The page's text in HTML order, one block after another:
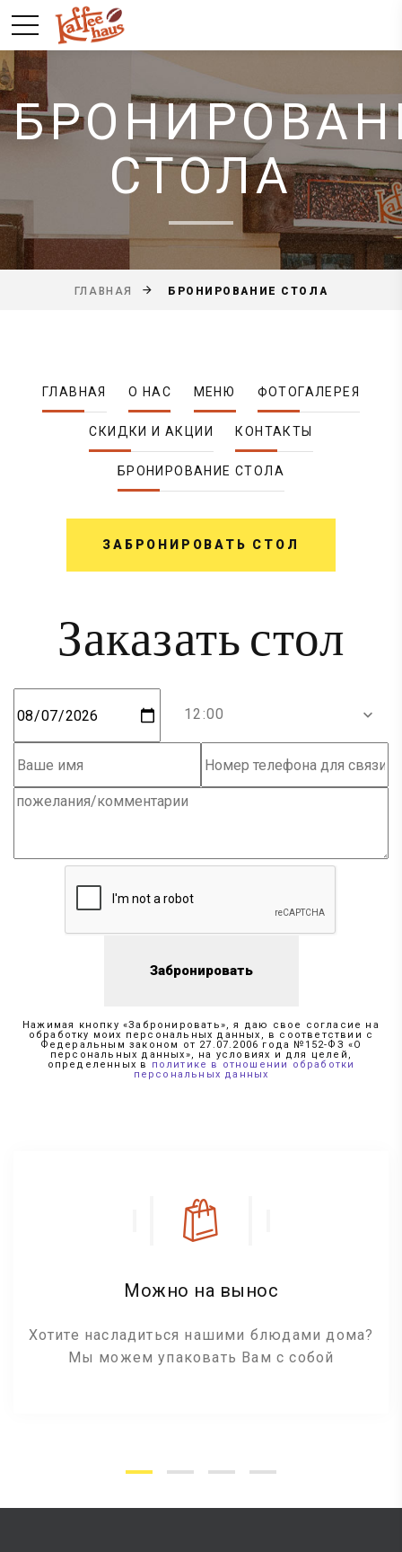
СТОЛА
ГЛАВНАЯ БРОНИРОВАНИЕ СТОЛА
ГЛАВНАЯ О НАС МЕНЮ ФОТОГАЛЕРЕЯ
СКИДКИ И АКЦИИ КОНТАКТЫ
БРОНИРОВАНИЕ СТОЛА
ЗАБРОНИРОВАТЬ СТОЛ
Заказать стол
12:00
Забронировать
Нажимая кнопку «Забронировать», я даю свое согласие на
обработку моих персональных данных, в соответствии с
Федеральным законом от 27.07.2006 года №152-ФЗ «О
персональных данных», на условиях и для целей,
определенных в
политике в отношении обработки
персональных данных
Можно на вынос
Хотите насладиться нашими блюдами дома?
Мы можем упаковать Вам с собой